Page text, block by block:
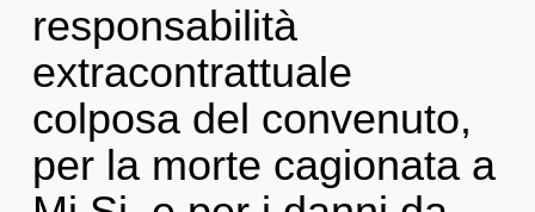
responsabilità
extracontrattuale
colposa del convenuto,
per la morte cagionata a